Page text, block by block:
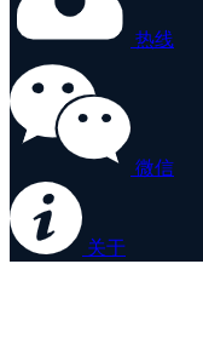
热线
微信
关于